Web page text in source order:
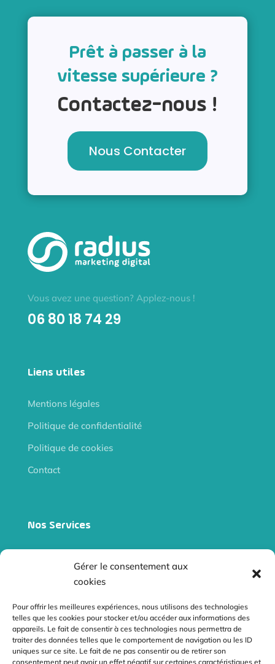
Gérer le consentement aux
cookies
Pour offrir les meilleures expériences, nous utilisons des technologies
telles que les cookies pour stocker et/ou accéder aux informations des
appareils. Le fait de consentir à ces technologies nous permettra de
traiter des données telles que le comportement de navigation ou les ID
uniques sur ce site. Le fait de ne pas consentir ou de retirer son
consentement peut avoir un effet négatif sur certaines caractéristiques et
Prêt à passer à la
vitesse supérieure ?
Contactez-nous !
Nous Contacter
Vous avez une question? Applez-nous !
06 80 18 74 29
Liens utiles
Mentions légales
Politique de confidentialité
Politique de cookies
Contact
Nos Services
Site e-commerce
Référencement naturel
Netliniking